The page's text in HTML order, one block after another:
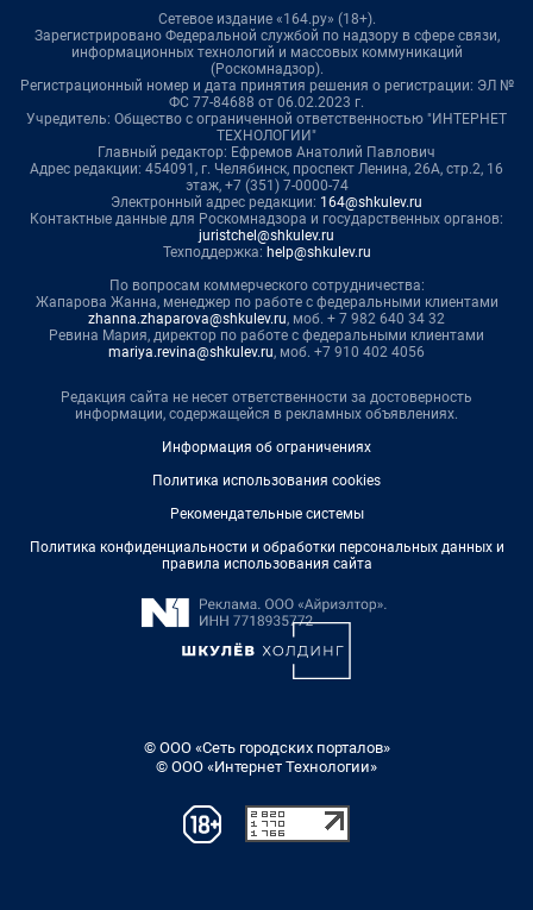
Сетевое издание «164.ру» (18+).
Зарегистрировано Федеральной службой по надзору в сфере связи,
информационных технологий и массовых коммуникаций
(Роскомнадзор).
Регистрационный номер и дата принятия решения о регистрации: ЭЛ №
ФС 77-84688 от 06.02.2023 г.
Учредитель: Общество с ограниченной ответственностью "ИНТЕРНЕТ
ТЕХНОЛОГИИ"
Главный редактор: Ефремов Анатолий Павлович
Адрес редакции: 454091, г. Челябинск, проспект Ленина, 26А, стр.2, 16
этаж, +7 (351) 7-0000-74
Электронный адрес редакции: 164@shkulev.ru
Контактные данные для Роскомнадзора и государственных органов:
juristchel@shkulev.ru
Техподдержка: help@shkulev.ru
По вопросам коммерческого сотрудничества:
Жапарова Жанна, менеджер по работе с федеральными клиентами
zhanna.zhaparova@shkulev.ru, моб. + 7 982 640 34 32
Ревина Мария, директор по работе с федеральными клиентами
mariya.revina@shkulev.ru, моб. +7 910 402 4056
Редакция сайта не несет ответственности за достоверность
информации, содержащейся в рекламных объявлениях.
Информация об ограничениях
Политика использования cookies
Рекомендательные системы
Политика конфиденциальности и обработки персональных данных и
правила использования сайта
© ООО «Сеть городских порталов»
© ООО «Интернет Технологии»